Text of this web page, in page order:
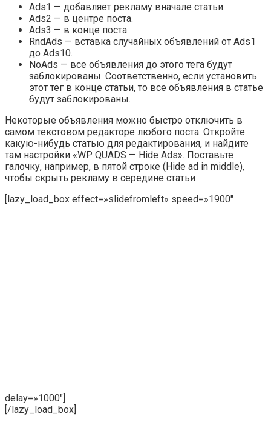
Ads1 — добавляет рекламу вначале статьи.
Ads2 — в центре поста.
Ads3 — в конце поста.
RndAds — вставка случайных объявлений от Ads1
до Ads10.
NoAds — все объявления до этого тега будут
заблокированы. Соответственно, если установить
этот тег в конце статьи, то все объявления в статье
будут заблокированы.
Некоторые объявления можно быстро отключить в
самом текстовом редакторе любого поста. Откройте
какую-нибудь статью для редактирования, и найдите
там настройки «WP QUADS — Hide Ads». Поставьте
галочку, например, в пятой строке (Hide ad in middle),
чтобы скрыть рекламу в середине статьи
[lazy_load_box effect=»slidefromleft» speed=»1900″
delay=»1000″]
[/lazy_load_box]